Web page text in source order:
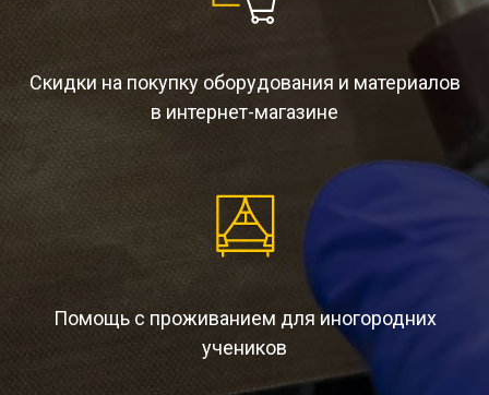
Скидки на покупку оборудования и материалов
в интернет-магазине
Помощь с проживанием для иногородних
учеников